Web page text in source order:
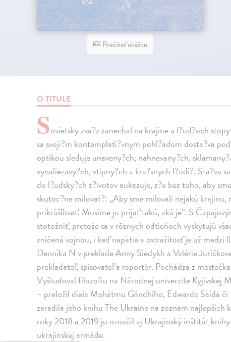
Prečítať ukážku
O TITULE
Sovietsky zva?z zanechal na krajine a l?ud?och
sa svoji?m kontemplati?vnym pohl?adom dosta?va
optikou sleduje unaveny?ch, nahnevany?ch,
vynaliezavy?ch, vtipny?ch a kra?snych l?udi?. Sta?va
do l?udsky?ch z?ivotov aukazuje, z?e bez toho, aby
skutoc?ne milovat?: „Aby sme milovali nejakú krajinu,
prikrášľovať. Musíme ju prijať takú, aká je“. S
stotožniť, pretože sa v rôznych odtieňoch vyskytujú
zničená vojnou, i keď napätie a ostražitosť je už
Denníka N v preklade Anny Siedykh a Valérie
prekladateľ, spisovateľ a reportér. Pochádza z
Vyštudoval filozofiu na Národnej univerzite Kyjivskej
– preložil diela Mahátmu Gándhího, Edwarda Saida
zaradila jeho knihu The Ukraine na zoznam najlepších
roky 2018 a 2019 ju označil aj Ukrajinský inštitút
ukrajinskej armáde.